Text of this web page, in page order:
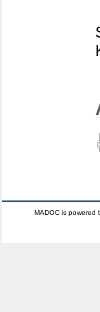
MADOC is powered